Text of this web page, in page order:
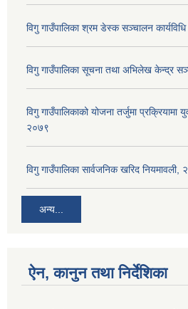
विगु गाउँपालिका श्रम डेस्क सञ्चालन
विगु गाउँपालिका सूचना तथा अभिलेख केन्द्र
विगु गाउँपालिकाको योजना तर्जुमा प्रक्रियामा
२०७९
विगु गाउँपालिका सार्वजनिक खरिद नियमावली,
अन्य...
ऐन, कानुन तथा निर्देशिका